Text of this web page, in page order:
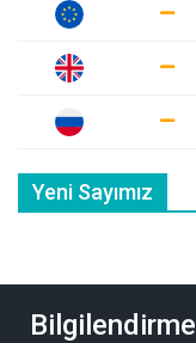
Yeni Sayımız
Bilgilendirme